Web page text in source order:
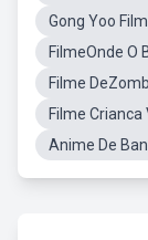
Gong Yoo
FilmeOnde O
Filme
Filme
Anime De